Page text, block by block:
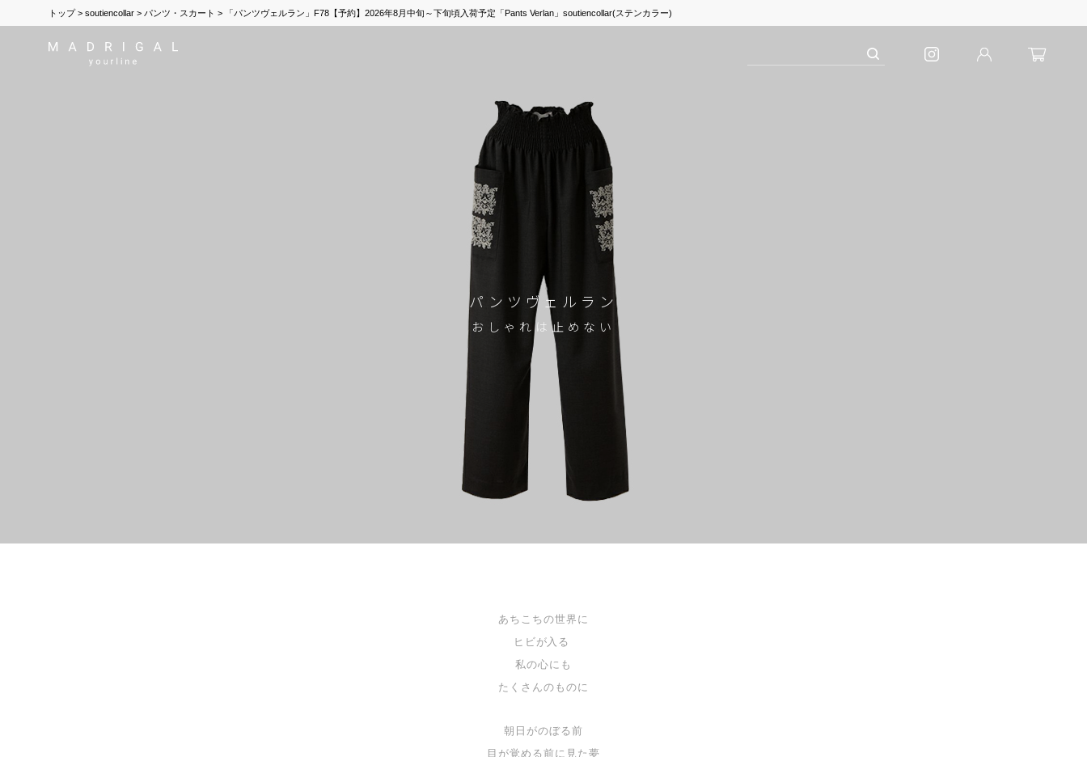
トップ soutiencollar パンツ・スカート 「パンツヴェルラン」F78【予約】2026年8月中旬～下旬頃入荷予定「Pants Verlan」soutiencollar(ステンカラー)
パンツヴェルラン
おしゃれは止めない
あちこちの世界に
ヒビが入る
私の心にも
たくさんのものに
朝日がのぼる前
目が覚める前に見た夢